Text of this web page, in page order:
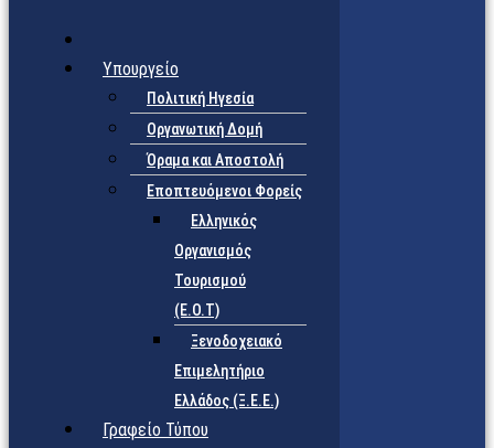
Υπουργείο
Πολιτική Ηγεσία
Οργανωτική Δομή
Όραμα και Αποστολή
Εποπτευόμενοι Φορείς
Eλληνικός
Οργανισμός
Τουρισμού
(Ε.Ο.Τ)
Ξενοδοχειακό
Επιμελητήριο
Ελλάδος (Ξ.Ε.Ε.)
Γραφείο Τύπου